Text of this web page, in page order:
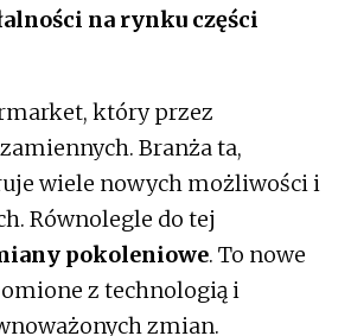
na rynku części
który przez
Branża ta,
wiele nowych możliwości i
Równolegle do tej
pokoleniowe. To nowe
z technologią i
zmian.